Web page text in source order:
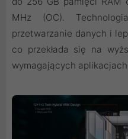
MHz (OC).
przetwarzanie danych i
co przekłada się na
wymagających